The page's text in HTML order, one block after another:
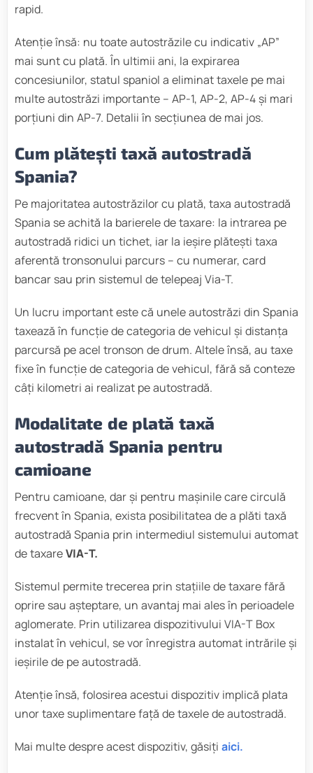
rapid.
Atenție însă: nu toate autostrăzile cu indicativ „AP”
mai sunt cu plată. În ultimii ani, la expirarea
concesiunilor, statul spaniol a eliminat taxele pe mai
multe autostrăzi importante – AP-1, AP-2, AP-4 și mari
porțiuni din AP-7. Detalii în secțiunea de mai jos.
Cum plătești taxă autostradă
Spania?
Pe majoritatea autostrăzilor cu plată, taxa autostradă
Spania se achită la barierele de taxare: la intrarea pe
autostradă ridici un tichet, iar la ieșire plătești taxa
aferentă tronsonului parcurs – cu numerar, card
bancar sau prin sistemul de telepeaj Via-T.
Un lucru important este că unele autostrăzi din Spania
taxează în funcție de categoria de vehicul și distanța
parcursă pe acel tronson de drum. Altele însă, au taxe
fixe în funcție de categoria de vehicul, fără să conteze
câți kilometri ai realizat pe autostradă.
Modalitate de plată taxă
autostradă Spania pentru
camioane
Pentru camioane, dar și pentru mașinile care circulă
frecvent în Spania, exista posibilitatea de a plăti taxă
autostradă Spania prin intermediul sistemului automat
de taxareVIA-T.
Sistemul permite trecerea prin stațiile de taxare fără
oprire sau așteptare, un avantaj mai ales în perioadele
aglomerate. Prin utilizarea dispozitivului VIA-T Box
instalat în vehicul, se vor înregistra automat intrările și
ieșirile de pe autostradă.
Atenție însă, folosirea acestui dispozitiv implică plata
unor taxe suplimentare față de taxele de autostradă.
Mai multe despre acest dispozitiv, găsiți aici.